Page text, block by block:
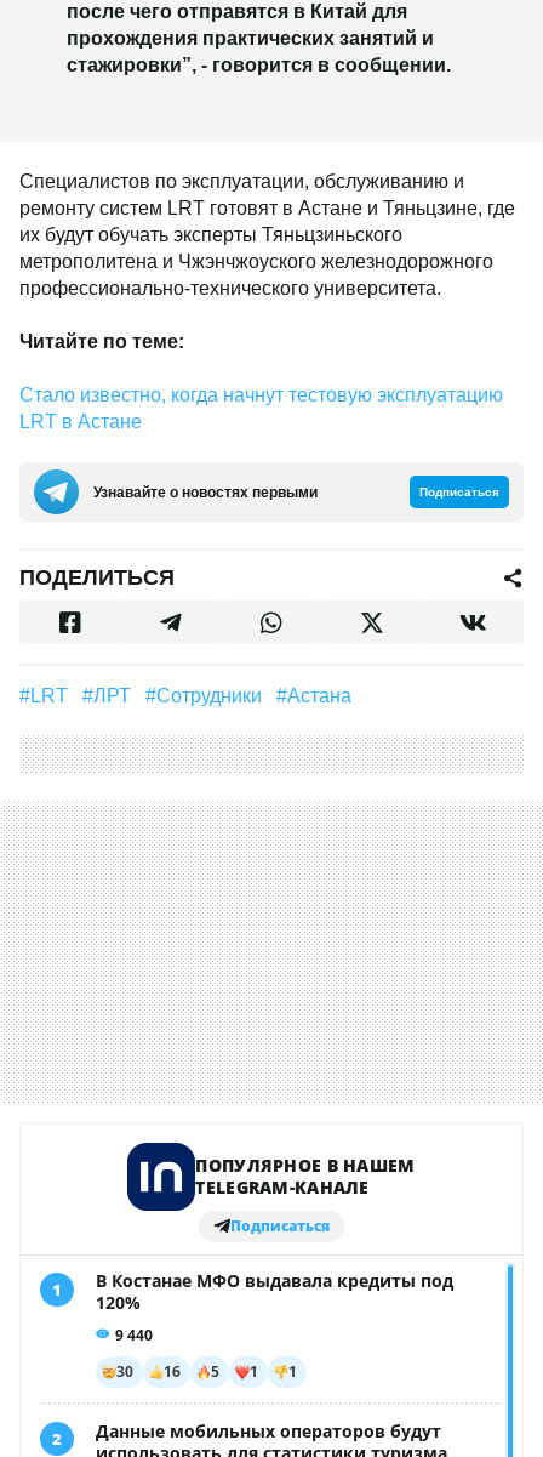
после чего отправятся в Китай для
прохождения практических занятий и
стажировки”, - говорится в сообщении.
Специалистов по эксплуатации, обслуживанию и
ремонту систем LRT готовят в Астане и Тяньцзине, где
их будут обучать эксперты Тяньцзиньского
метрополитена и Чжэнчжоуского железнодорожного
профессионально-технического университета.
Читайте по теме:
Стало известно, когда начнут тестовую эксплуатацию
LRT в Астане
Узнавайте о новостях первыми Подписаться
ПОДЕЛИТЬСЯ
#LRT #ЛРТ #сотрудники #Астана